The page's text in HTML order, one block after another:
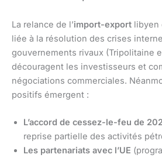
La relance de l’import-export libyen
liée à la résolution des crises
gouvernements rivaux (Tripolitaine
découragent les investisseurs et
négociations commerciales.
positifs émergent :
L’accord de cessez-le-feu de
reprise partielle des activités
Les partenariats avec l’UE